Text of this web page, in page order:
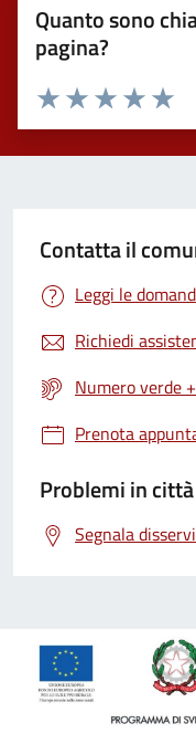
Quanto sono
pagina?
Valuta 4
Valuta 3
Valuta 2 stelle
Valuta 1 stelle su 5
Contatta il
Leggi le
Richiedi
Numero verde
Prenota
Problemi in città
Segnala